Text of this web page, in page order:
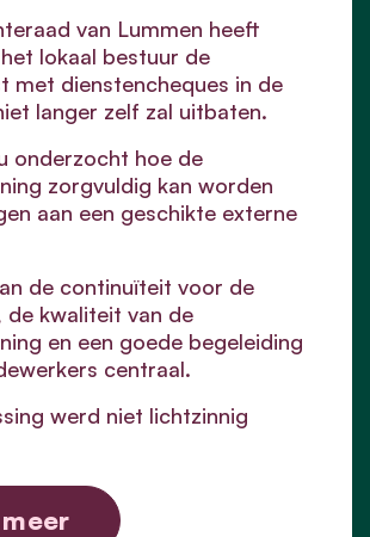
van Lummen heeft
lokaal bestuur de
met dienstencheques in de
langer zelf zal uitbaten.
onderzocht hoe de
zorgvuldig kan worden
aan een geschikte externe
de continuïteit voor de
de kwaliteit van de
en een goede begeleiding
centraal.
werd niet lichtzinnig